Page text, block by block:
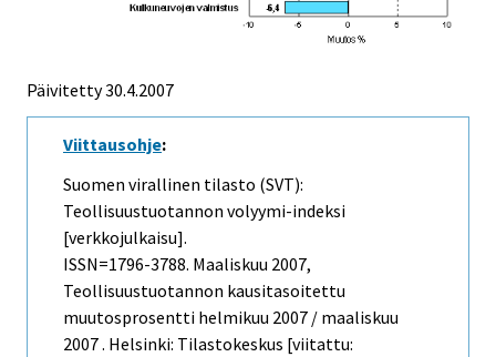
Päivitetty30.4.2007
Viittausohje:
Suomen virallinen tilasto (SVT):
Teollisuustuotannon volyymi-indeksi
[verkkojulkaisu].
ISSN=1796-3788. Maaliskuu 2007,
Teollisuustuotannon kausitasoitettu
muutosprosentti helmikuu 2007 / maaliskuu
2007 . Helsinki: Tilastokeskus [viitattu: